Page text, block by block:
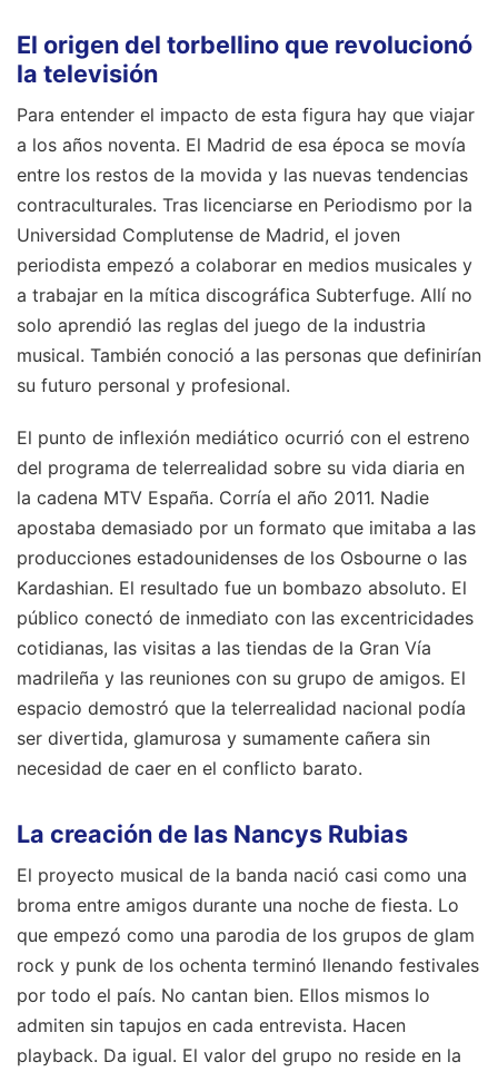
El origen del torbellino que revolucionó
la televisión
Para entender el impacto de esta figura hay que viajar
a los años noventa. El Madrid de esa época se movía
entre los restos de la movida y las nuevas tendencias
contraculturales. Tras licenciarse en Periodismo por la
Universidad Complutense de Madrid, el joven
periodista empezó a colaborar en medios musicales y
a trabajar en la mítica discográfica Subterfuge. Allí no
solo aprendió las reglas del juego de la industria
musical. También conoció a las personas que definirían
su futuro personal y profesional.
El punto de inflexión mediático ocurrió con el estreno
del programa de telerrealidad sobre su vida diaria en
la cadena MTV España. Corría el año 2011. Nadie
apostaba demasiado por un formato que imitaba a las
producciones estadounidenses de los Osbourne o las
Kardashian. El resultado fue un bombazo absoluto. El
público conectó de inmediato con las excentricidades
cotidianas, las visitas a las tiendas de la Gran Vía
madrileña y las reuniones con su grupo de amigos. El
espacio demostró que la telerrealidad nacional podía
ser divertida, glamurosa y sumamente cañera sin
necesidad de caer en el conflicto barato.
La creación de las Nancys Rubias
El proyecto musical de la banda nació casi como una
broma entre amigos durante una noche de fiesta. Lo
que empezó como una parodia de los grupos de glam
rock y punk de los ochenta terminó llenando festivales
por todo el país. No cantan bien. Ellos mismos lo
admiten sin tapujos en cada entrevista. Hacen
playback. Da igual. El valor del grupo no reside en la